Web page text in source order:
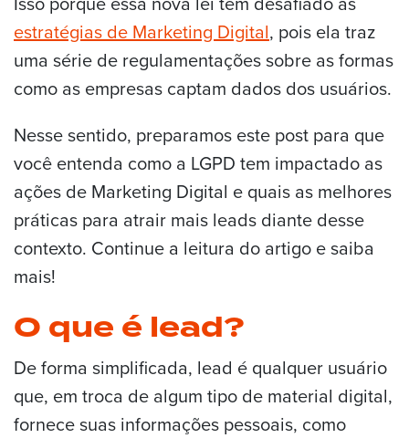
estratégias de Marketing Digital, pois ela traz
uma série de regulamentações sobre as formas
como as empresas captam dados dos usuários.
Nesse sentido, preparamos este post para que
você entenda como a LGPD tem impactado as
ações de Marketing Digital e quais as melhores
práticas para atrair mais leads diante desse
contexto. Continue a leitura do artigo e saiba
mais!
O que é lead?
De forma simplificada, lead é qualquer usuário
que, em troca de algum tipo de material digital,
fornece suas informações pessoais, como